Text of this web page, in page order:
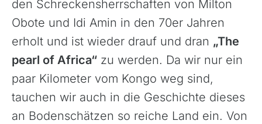
den Schreckensherrschaften von Milton
Obote und Idi Amin in den 70er Jahren
erholt und ist wieder drauf und dran „The
pearl of Africa“zu werden. Da wir nur ein
paar Kilometer vom Kongo weg sind,
tauchen wir auch in die Geschichte dieses
an Bodenschätzen so reiche Land ein. Von
Kapverdische Inseln
Madagaskar